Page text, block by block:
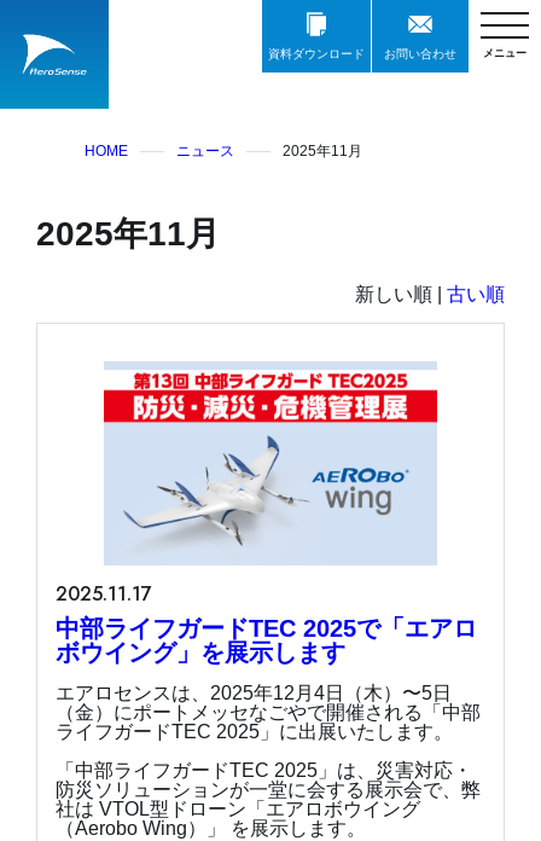
資料ダウンロード お問い合わせ
HOME ニュース 2025年11月
2025年11月
新しい順 |古い順
2025.11.17
中部ライフガードTEC 2025で「エアロ
ボウイング」を展示します
エアロセンスは、2025年12月4日（木）〜5日
（金）にポートメッセなごやで開催される「中部
ライフガードTEC 2025」に出展いたします。
「中部ライフガードTEC 2025」は、災害対応・
防災ソリューションが一堂に会する展示会で、弊
社は VTOL型ドローン「エアロボウイング
（Aerobo Wing）」 を展示します。